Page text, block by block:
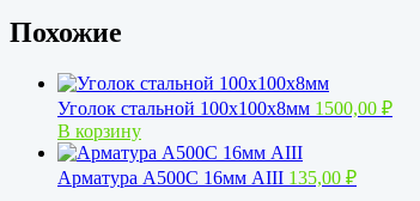
Похожие
Уголок стальной 100х100х8мм 1500,00 ₽
В корзину
Арматура А500С 16мм АIII 135,00 ₽